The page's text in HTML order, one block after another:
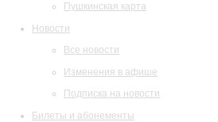
Пушкинская карта
Новости
Все новости
Изменения в афише
Подписка на новости
Билеты и абонементы